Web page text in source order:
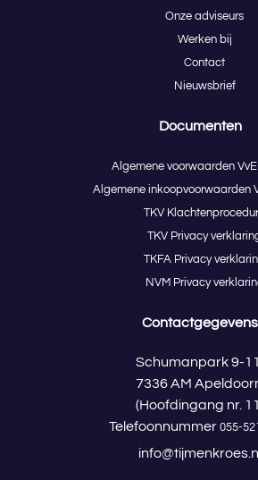
Onze adviseurs
Werken bij
Contact
Nieuwsbrief
Documenten
Algemene voorwaarden
Algemene inkoopvoorwaarden
TKV
TKV Privacy
TKFA Privacy
NVM Privacy
Contactgegevens
Schumanpark 9-11,
7336 AM
(Hoofdingang nr.
Telefoonnummer 055-
info@tijmenkroes.nl